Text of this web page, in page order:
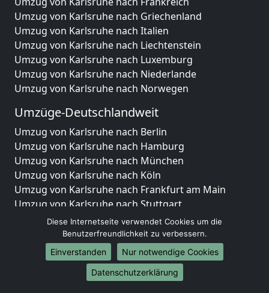
Umzug von Karlsruhe nach Griechenland
Umzug von Karlsruhe nach Italien
Umzug von Karlsruhe nach Liechtenstein
Umzug von Karlsruhe nach Luxemburg
Umzug von Karlsruhe nach Niederlande
Umzug von Karlsruhe nach Norwegen
Umzüge-Deutschlandweit
Umzug von Karlsruhe nach Berlin
Umzug von Karlsruhe nach Hamburg
Umzug von Karlsruhe nach München
Umzug von Karlsruhe nach Köln
Umzug von Karlsruhe nach Frankfurt am Main
Umzug von Karlsruhe nach Stuttgart
Umzug von Karlsruhe nach Düsseldorf
Umzug von Karlsruhe nach Leipzig
Umzug von Karlsruhe nach Dortmund
Umzug von Karlsruhe nach Essen
Umzug von Karlsruhe nach Bremen
Diese Internetseite verwendet Cookies um die
Benutzerfreundlichkeit zu verbessern.
Einverstanden
Nur notwendige Cookies
Datenschutzerklärung